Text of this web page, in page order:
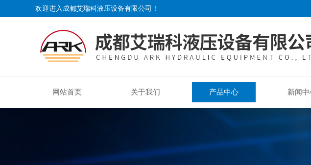
欢迎进入成都艾瑞科液压设备有限公司！
网站首页 关于我们 产品中心 新闻中